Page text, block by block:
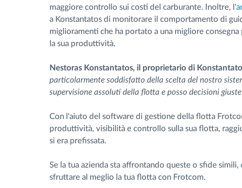
maggiore controllo sui costi del carburante. Inoltre, l'
a Konstantatos di monitorare il comportamento di
miglioramenti che ha portato a una migliore
la sua produttività.
Nestoras Konstantatos, il proprietario di
particolarmente soddisfatto della scelta del nostro
supervisione assoluti della flotta e posso decisioni giuste
Con l'aiuto del software di gestione della flotta
produttività, visibilità e controllo sulla sua flotta,
si era prefissata.
Se la tua azienda sta affrontando queste o sfide simili,
sfruttare al meglio la tua flotta con Frotcom.